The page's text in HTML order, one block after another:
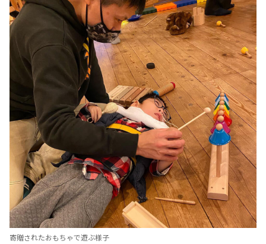
寄贈されたおもちゃで遊ぶ様子